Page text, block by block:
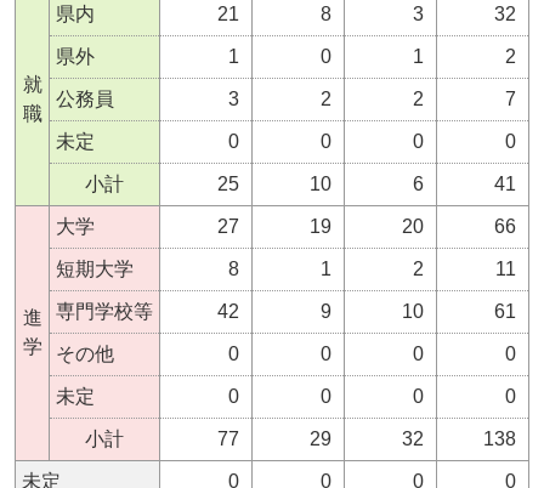
就
職
県内 21 8 3 32
県外 1 0 1 2
公務員 3 2 2 7
未定 0 0 0 0
小計 25 10 6 41
進
学
大学 27 19 20 66
短期大学 8 1 2 11
専門学校等 42 9 10 61
その他 0 0 0 0
未定 0 0 0 0
小計 77 29 32 138
未定 0 0 0 0